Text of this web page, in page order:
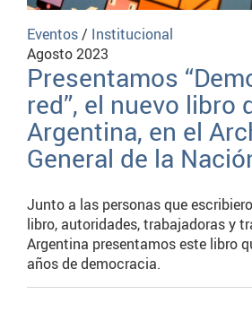
Eventos/ Institucional
Agosto 2023
Presentamos
red”, el nuevo libro
Argentina, en el
General de la
Junto a las personas que
libro, autoridades, trabajadoras y
Argentina presentamos este libro
años de democracia.